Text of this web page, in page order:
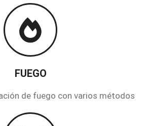
FUEGO
de fuego con varios métodos